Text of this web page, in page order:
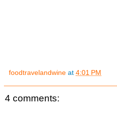
foodtravelandwine at 4:01 PM
4 comments: